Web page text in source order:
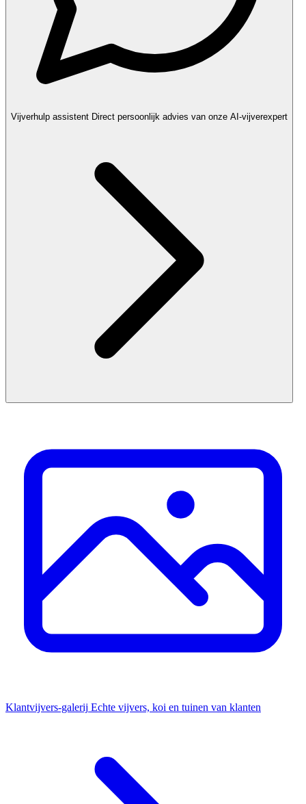
Vijverhulp assistent Direct persoonlijk advies van onze AI-vijverexpert
Klantvijvers-galerij Echte vijvers, koi en tuinen van klanten